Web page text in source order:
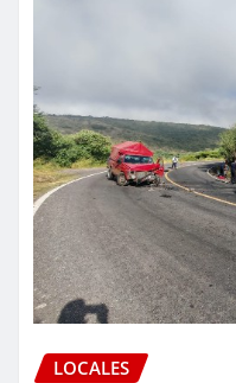
LOCALES